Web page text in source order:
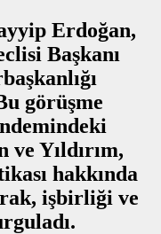
Erdoğan,
Başkanı
görüşme
ve Yıldırım,
hakkında
işbirliği ve